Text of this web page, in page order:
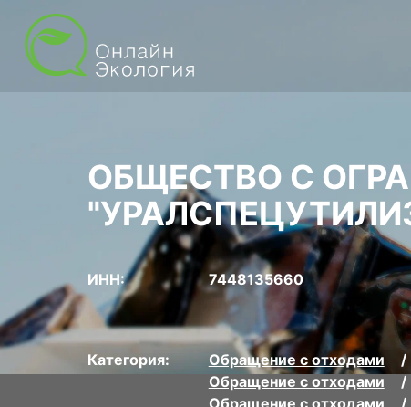
ОБЩЕСТВО С
ИНН: 7448135660
Категория: Обращение с отходами
Обращение с отходами